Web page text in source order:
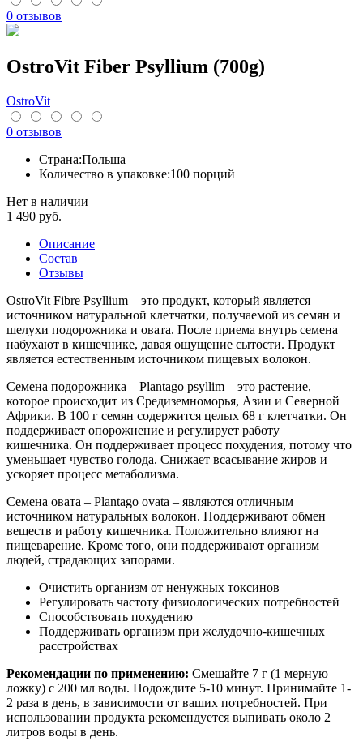
0 отзывов
OstroVit Fiber Psyllium (700g)
OstroVit
0 отзывов
Страна:Польша
Количество в упаковке:100 порций
Нет в наличии
1 490 руб.
Описание
Cостав
Отзывы
OstroVit Fibre Psyllium – это продукт, который является
источником натуральной клетчатки, получаемой из семян и
шелухи подорожника и овата. После приема внутрь семена
набухают в кишечнике, давая ощущение сытости. Продукт
является естественным источником пищевых волокон.
Семена подорожника – Plantago psyllim – это растение,
которое происходит из Средиземноморья, Азии и Северной
Африки. В 100 г семян содержится целых 68 г клетчатки. Он
поддерживает опорожнение и регулирует работу
кишечника. Он поддерживает процесс похудения, потому что
уменьшает чувство голода. Снижает всасывание жиров и
ускоряет процесс метаболизма.
Семена овата – Plantago ovata – являются отличным
источником натуральных волокон. Поддерживают обмен
веществ и работу кишечника. Положительно влияют на
пищеварение. Кроме того, они поддерживают организм
людей, страдающих запорами.
Очистить организм от ненужных токсинов
Регулировать частоту физиологических потребностей
Способствовать похудению
Поддерживать организм при желудочно-кишечных
расстройствах
Рекомендации по применению: Смешайте 7 г (1 мерную
ложку) с 200 мл воды. Подождите 5-10 минут. Принимайте 1-
2 раза в день, в зависимости от ваших потребностей. При
использовании продукта рекомендуется выпивать около 2
литров воды в день.